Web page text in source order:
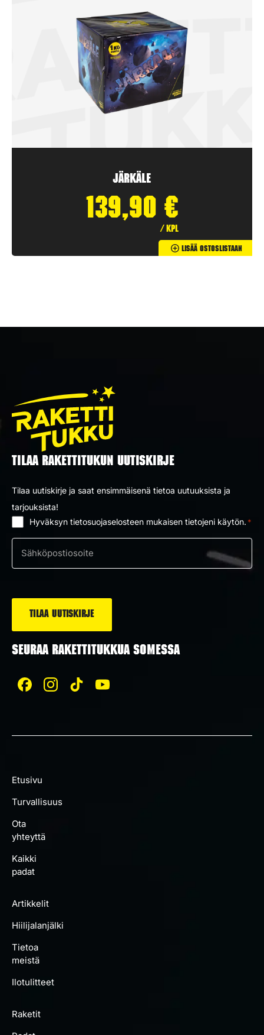
Järkäle
139,90 €
/ kpl
Lisää Ostoslistaan
TILAA RAKETTITUKUN UUTISKIRJE
Tilaa uutiskirje ja saat ensimmäisenä tietoa uutuuksista ja
tarjouksista!
Hyväksyn tietosuojaselosteen mukaisen tietojeni käytön. *
Sähköposti
SEURAA RAKETTITUKKUA SOMESSA
Etusivu
Turvallisuus
Ota
yhteyttä
Kaikki
padat
Artikkelit
Hiilijalanjälki
Tietoa
meistä
Ilotulitteet
Raketit